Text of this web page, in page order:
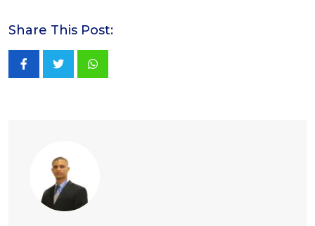
Share This Post:
Whatsapp